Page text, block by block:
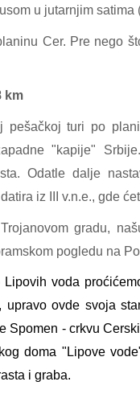
u jutarnjim
Cer. Pre nego
km
pešačkoj turi po
"kapije"
Odatle dalje
iz III v.n.e., gde
gradu,
pogledu na
Lipovih voda
upravo ovde svoja
Spomen - crkvu
doma "Lipove
i graba.